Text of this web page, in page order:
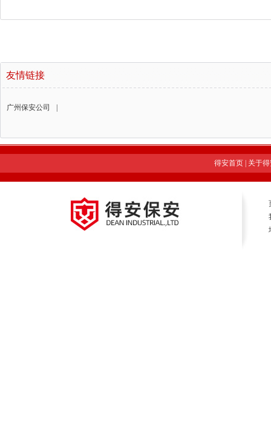
友情链接
广州保安公司
得安首页| 关于得